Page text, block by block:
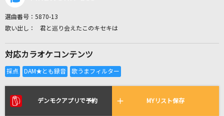
全国りれき
リアルタイムで歌われている曲の一覧
選曲番号： 5870-13
君と巡り会えたこのキセキは
対応カラオケコンテンツ
デンモクアプリで予約 MYリスト保存